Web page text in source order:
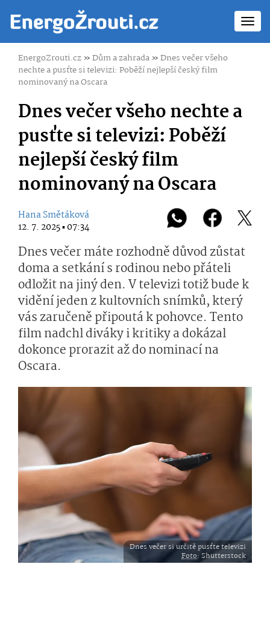
EnergoZrouti.cz»Dům a zahrada»Dnes večer všeho
nechte a pusťte si televizi: Poběží nejlepší český film
nominovaný na Oscara
Dnes večer všeho nechte a
pusťte si televizi: Poběží
nejlepší český film
nominovaný na Oscara
Hana Smětáková
12. 7. 2025 ▪ 07:34
Dnes večer máte rozhodně důvod zůstat
doma a setkání s rodinou nebo přáteli
odložit na jiný den. V televizi totiž bude k
vidění jeden z kultovních snímků, který
vás zaručeně připoutá k pohovce. Tento
film nadchl diváky i kritiky a dokázal
dokonce prorazit až do nominací na
Oscara.
Dnes večer si určitě pusťte televizi
Foto: Shutterstock